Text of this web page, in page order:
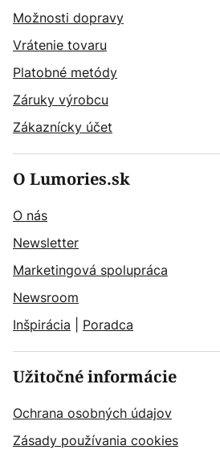
Možnosti dopravy
Vrátenie tovaru
Platobné metódy
Záruky výrobcu
Zákaznícky účet
O Lumories.sk
O nás
Newsletter
Marketingová spolupráca
Newsroom
Inšpirácia
Poradca
Užitočné informácie
Ochrana osobných údajov
Zásady používania cookies